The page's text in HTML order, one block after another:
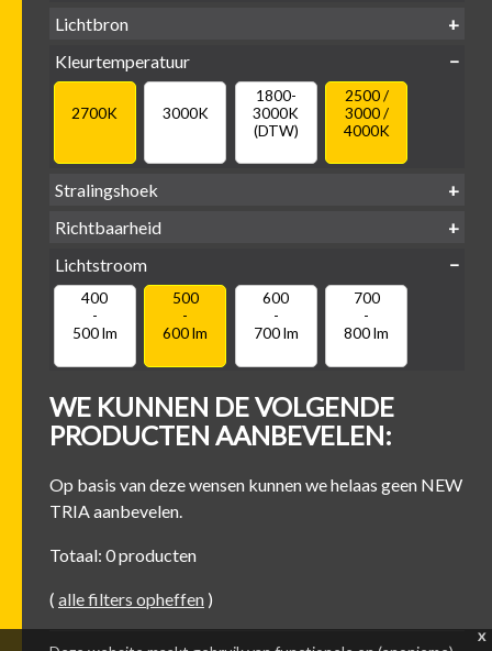
Lichtbron
GU10
Kleurtemperatuur
2700K 3000K
1800-
3000K
(DTW)
2500 /
3000 /
4000K
Stralingshoek
Richtbaarheid
Kantel-baar Draaibaar
Lichtstroom
400
-
500 lm
500
-
600 lm
600
-
700 lm
700
-
800 lm
WE KUNNEN DE VOLGENDE
PRODUCTEN AANBEVELEN:
Op basis van deze wensen kunnen we helaas geen NEW
TRIA aanbevelen.
Totaal: 0 producten
( alle filters opheffen )
x